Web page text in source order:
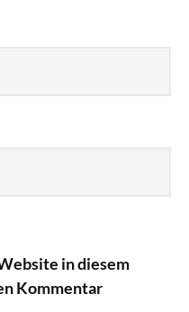
in diesem
Kommentar